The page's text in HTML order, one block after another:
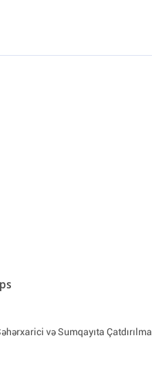
və Sumqayıta Çatdırılma